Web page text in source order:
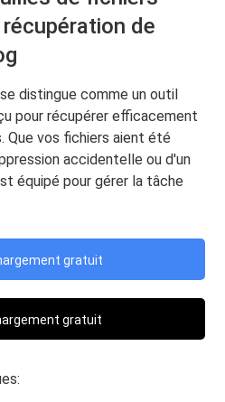
de
se distingue comme un outil
pour récupérer efficacement
Que vos fichiers aient été
accidentelle ou d'un
équipé pour gérer la tâche
gratuit
gratuit